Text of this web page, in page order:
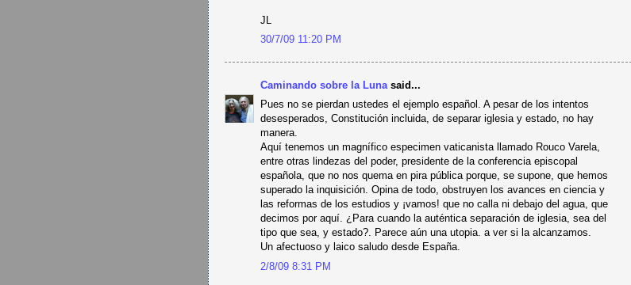
JL
30/7/09 11:20 PM
Caminando sobre la Luna said...
Pues no se pierdan ustedes el ejemplo español. A pesar de los intentos
desesperados, Constitución incluida, de separar iglesia y estado, no hay
manera.
Aquí tenemos un magnífico especimen vaticanista llamado Rouco Varela,
entre otras lindezas del poder, presidente de la conferencia episcopal
española, que no nos quema en pira pública porque, se supone, que hemos
superado la inquisición. Opina de todo, obstruyen los avances en ciencia y
las reformas de los estudios y ¡vamos! que no calla ni debajo del agua, que
decimos por aquí. ¿Para cuando la auténtica separación de iglesia, sea del
tipo que sea, y estado?. Parece aún una utopia. a ver si la alcanzamos.
Un afectuoso y laico saludo desde España.
2/8/09 8:31 PM